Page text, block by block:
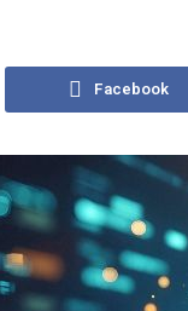
Facebook